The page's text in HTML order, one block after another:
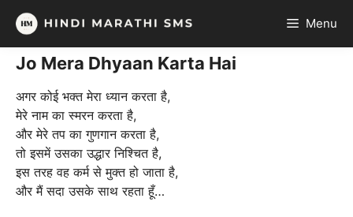
Skip
content
Menu
Jo Mera Dhyaan Karta Hai
अगर कोई भक्त मेरा ध्यान करता है,
मेरे नाम का स्मरन करता है,
और मेरे तप का गुणगान करता है,
तो इसमें उसका उद्धार निश्चित है,
इस तरह वह कर्म से मुक्त हो जाता है,
और मैं सदा उसके साथ रहता हूँ…